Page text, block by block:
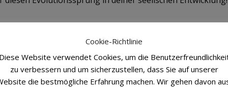
werden von vielen Teilnehmer*innen beruflich oder
den Litios-Seminarleiter*innen praktisch geprüft und
Cookie-Richtlinie
Diese Website verwendet Cookies, um die
zu verbessern und um sicherzustellen, dass Sie auf unserer
die bestmögliche Erfahrung machen. Wir gehen davon